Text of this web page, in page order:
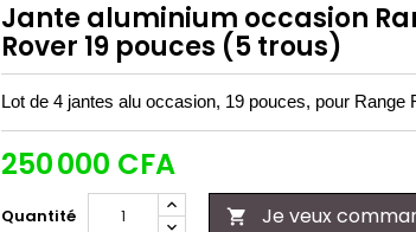
Jante aluminium occasion
Rover 19 pouces (5 trous)
Lot de 4 jantes alu occasion, 19 pouces, pour Range
250 000 CFA
Quantité  Je veux